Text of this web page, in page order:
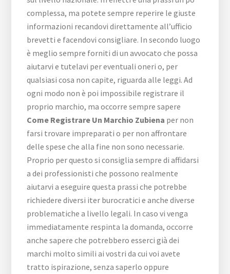
complessa, ma potete sempre reperire le giuste
informazioni recandovi direttamente all’ufficio
brevetti e facendovi consigliare. In secondo luogo
è meglio sempre forniti di un avvocato che possa
aiutarvi e tutelavi per eventuali oneri o, per
qualsiasi cosa non capite, riguarda alle leggi. Ad
ogni modo non è poi impossibile registrare il
proprio marchio, ma occorre sempre sapere
Come Registrare Un Marchio Zubiena per non
farsi trovare impreparati o per non affrontare
delle spese che alla fine non sono necessarie.
Proprio per questo si consiglia sempre di affidarsi
a dei professionisti che possono realmente
aiutarvi a eseguire questa prassi che potrebbe
richiedere diversi iter burocratici e anche diverse
problematiche a livello legali. In caso vi venga
immediatamente respinta la domanda, occorre
anche sapere che potrebbero esserci già dei
marchi molto simili ai vostri da cui voi avete
tratto ispirazione, senza saperlo oppure